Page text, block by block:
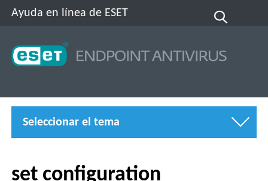
Ayuda en línea de ESET
Seleccionar el tema
set configuration